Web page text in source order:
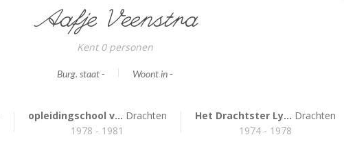
Aafje Veenstra
Kent 0 personen
Burg. staat - Woont in -
opleidingschool v... Drachten
1978 - 1981
Het Drachtster Ly... Drachten
1974 - 1978